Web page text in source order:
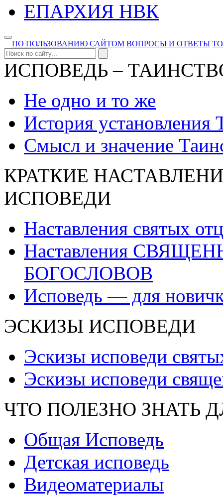
ЕПАРХИЯ НВК
ПО ПОЛЬЗОВАНИЮ САЙТОМ ВОПРОСЫ И ОТВЕТЫ
ИСПОВЕДЬ –
Не одно и то же
История установления
Смысл и значение
КРАТКИЕ
ИСПОВЕДИ
Наставления святых
Наставления
БОГОСЛОВОВ
Исповедь — для
ЭСКИЗЫ ИСПОВЕДИ
Эскизы исповеди
Эскизы исповеди
ЧТО ПОЛЕЗНО ЗНАТЬ
Общая Исповедь
Детская исповедь
Видеоматериалы